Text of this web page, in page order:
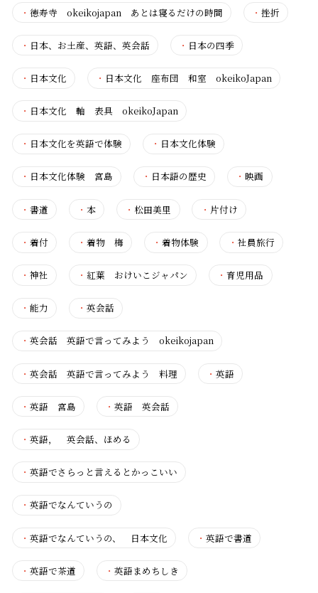
・ 徳寿寺 okeikojapan あとは寝るだけの時間 ・挫折
・ 日本、お土産、英語、英会話 ・ 日本の四季
・ 日本文化 ・ 日本文化 座布団 和室 okeikoJapan
・ 日本文化 軸 表具 okeikoJapan
・ 日本文化を英語で体験 ・ 日本文化体験
・ 日本文化体験 宮島 ・ 日本語の歴史 ・映画
・ 書道 ・本 ・ 松田美里 ・ 片付け
・ 着付 ・着物 梅 ・着物体験 ・ 社員旅行
・ 神社 ・紅葉 おけいこジャパン ・育児用品
・ 能力 ・英会話
・ 英会話 英語で言ってみよう okeikojapan
・ 英会話 英語で言ってみよう 料理 ・英語
・ 英語 宮島 ・英語 英会話
・ 英語， 英会話、ほめる
・ 英語でさらっと言えるとかっこいい
・ 英語でなんていうの
・ 英語でなんていうの、 日本文化 ・英語で書道
・ 英語で茶道 ・英語まめちしき